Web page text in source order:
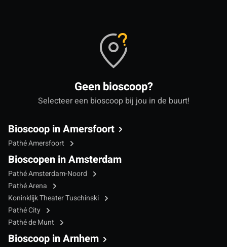
Geen bioscoop?
Selecteer een bioscoop bij jou in de buurt!
Bioscoop in Amersfoort
Pathé Amersfoort
Bioscopen in Amsterdam
Pathé Amsterdam-Noord
Pathé Arena
Koninklijk Theater Tuschinski
Pathé City
Pathé de Munt
Bioscoop in Arnhem